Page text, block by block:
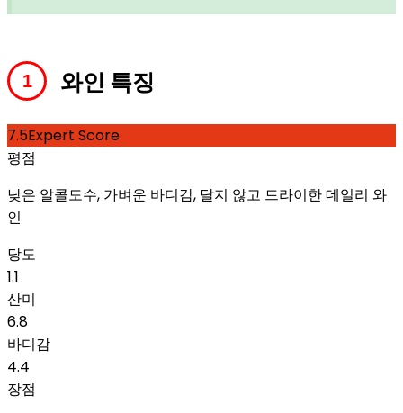
와인 특징
7.5Expert Score
평점
낮은 알콜도수, 가벼운 바디감, 달지 않고 드라이한 데일리 와
인
당도
1.1
산미
6.8
바디감
4.4
장점